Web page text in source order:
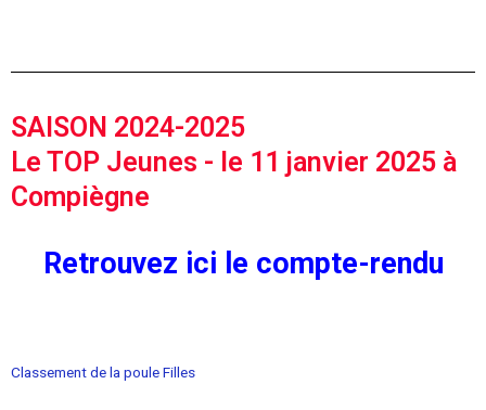
SAISON 2024-2025
Le TOP Jeunes - le 11 janvier 2025 à
Compiègne
Retrouvez ici le compte-rendu
Classement de la poule Filles